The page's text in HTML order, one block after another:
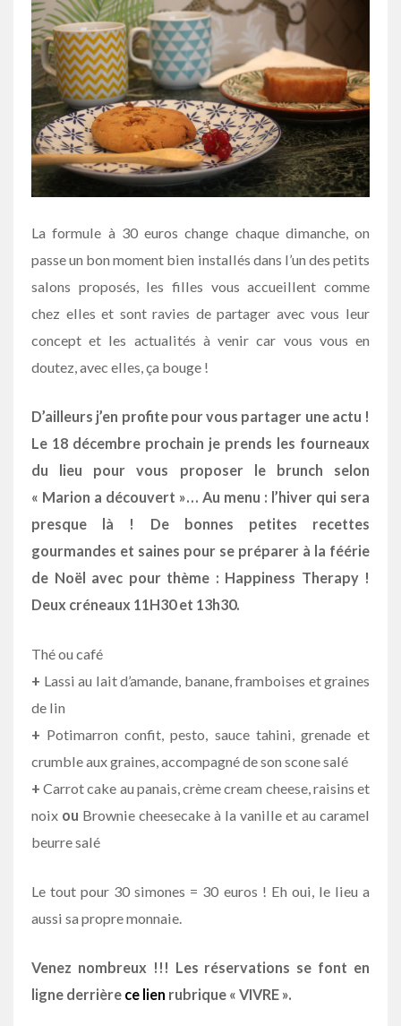
La formule à 30 euros change chaque dimanche, on
passe un bon moment bien installés dans l’un des petits
salons proposés, les filles vous accueillent comme
chez elles et sont ravies de partager avec vous leur
concept et les actualités à venir car vous vous en
doutez, avec elles, ça bouge !
D’ailleurs j’en profite pour vous partager une actu !
Le 18 décembre prochain je prends les fourneaux
du lieu pour vous proposer le brunch selon
« Marion a découvert »… Au menu : l’hiver qui sera
presque là ! De bonnes petites recettes
gourmandes et saines pour se préparer à la féérie
de Noël avec pour thème : Happiness Therapy !
Deux créneaux 11H30 et 13h30.
Thé ou café
+ Lassi au lait d’amande, banane, framboises et graines
de lin
+ Potimarron confit, pesto, sauce tahini, grenade et
crumble aux graines, accompagné de son scone salé
+ Carrot cake au panais, crème cream cheese, raisins et
noix ou Brownie cheesecake à la vanille et au caramel
beurre salé
Le tout pour 30 simones = 30 euros ! Eh oui, le lieu a
aussi sa propre monnaie.
Venez nombreux !!! Les réservations se font en
ligne derrière ce lien rubrique « VIVRE ».